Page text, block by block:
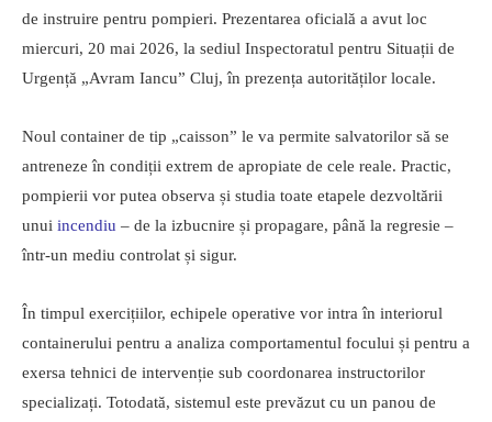
de instruire pentru pompieri. Prezentarea oficială a avut loc
miercuri, 20 mai 2026, la sediul Inspectoratul pentru Situații de
Urgență „Avram Iancu” Cluj, în prezența autorităților locale.
Noul container de tip „caisson” le va permite salvatorilor să se
antreneze în condiții extrem de apropiate de cele reale. Practic,
pompierii vor putea observa și studia toate etapele dezvoltării
unui incendiu – de la izbucnire și propagare, până la regresie –
într-un mediu controlat și sigur.
În timpul exercițiilor, echipele operative vor intra în interiorul
containerului pentru a analiza comportamentul focului și pentru a
exersa tehnici de intervenție sub coordonarea instructorilor
specializați. Totodată, sistemul este prevăzut cu un panou de